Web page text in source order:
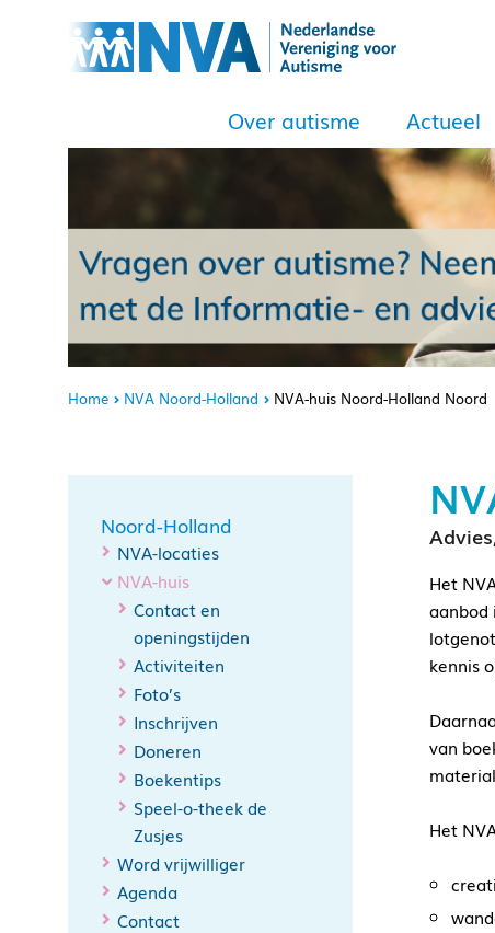
Over autisme Actueel
Home NVA Noord-Holland NVA-huis Noord-Holland Noord
Noord-Holland
NVA-locaties
NVA-huis
Contact en
openingstijden
Activiteiten
Foto’s
Inschrijven
Doneren
Boekentips
Speel-o-theek de
Zusjes
Word vrijwilliger
Agenda
Contact
Het
aanbod
kennis
van
Het